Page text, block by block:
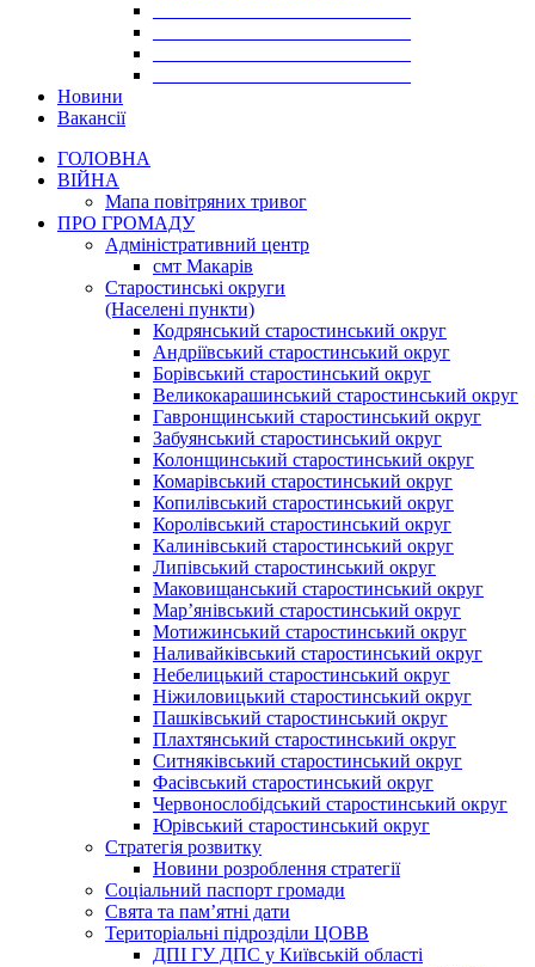
Новини
Вакансії
ГОЛОВНА
ВІЙНА
Мапа повітряних тривог
ПРО ГРОМАДУ
Aдміністративний центр
смт Макарів
Старостинські округи
(Населені пункти)
Кодрянський старостинський округ
Андріївський старостинський округ
Борівський старостинський округ
Великокарашинський старостинський округ
Гавронщинський старостинський округ
Забуянський старостинський округ
Колонщинський старостинський округ
Комарівський старостинський округ
Копилівський старостинський округ
Королівський старостинський округ
Калинівський старостинський округ
Липівський старостинський округ
Маковищанський старостинський округ
Мар’янівський старостинський округ
Мотижинський старостинський округ
Наливайківський старостинський округ
Небелицький старостинський округ
Ніжиловицький старостинський округ
Пашківський старостинський округ
Плахтянський старостинський округ
Ситняківський старостинський округ
Фасівський старостинський округ
Червонослобідський старостинський округ
Юрівський старостинський округ
Стратегія розвитку
Новини розроблення стратегії
Соціальний паспорт громади
Свята та пам’ятні дати
Територіальні підрозділи ЦОВВ
ДПІ ГУ ДПС у Київській області